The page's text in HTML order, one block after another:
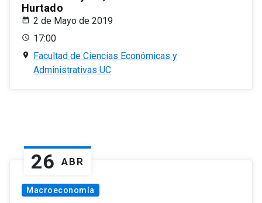
Hurtado
2 de Mayo de 2019
17:00
Facultad de Ciencias Económicas y
Administrativas UC
26 ABR
Macroeconomía